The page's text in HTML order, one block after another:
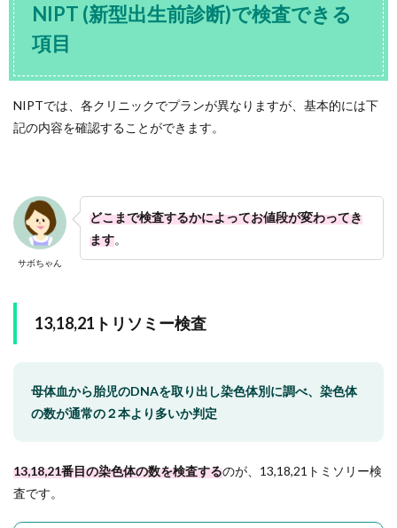
NIPT (新型出生前診断)で検査できる
項目
NIPTでは、各クリニックでプランが異なりますが、基本的には下
記の内容を確認することができます。
サボちゃん
どこまで検査するかによってお値段が変わってき
ます。
13,18,21トリソミー検査
母体血から胎児のDNAを取り出し染色体別に調べ、染色体
の数が通常の２本より多いか判定
13,18,21番目の染色体の数を検査するのが、13,18,21トミソリー検
査です。